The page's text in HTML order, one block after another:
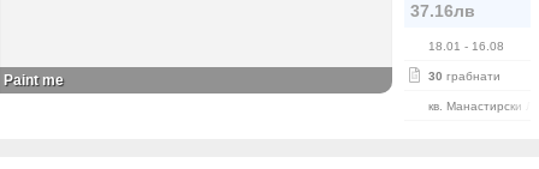
37.16лв
18.01 - 16.08
30 грабнати
кв. Манастирски
Paint me